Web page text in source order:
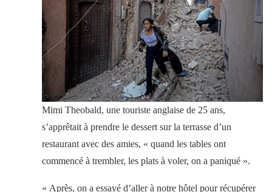
Mimi Theobald, une touriste anglaise de 25 ans,
s’apprêtait à prendre le dessert sur la terrasse d’un
restaurant avec des amies, « quand les tables ont
commencé à trembler, les plats à voler, on a paniqué ».
« Après, on a essayé d’aller à notre hôtel pour récupérer